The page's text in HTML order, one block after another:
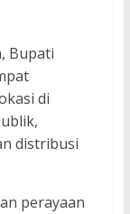
Bupati
di
distribusi
perayaan